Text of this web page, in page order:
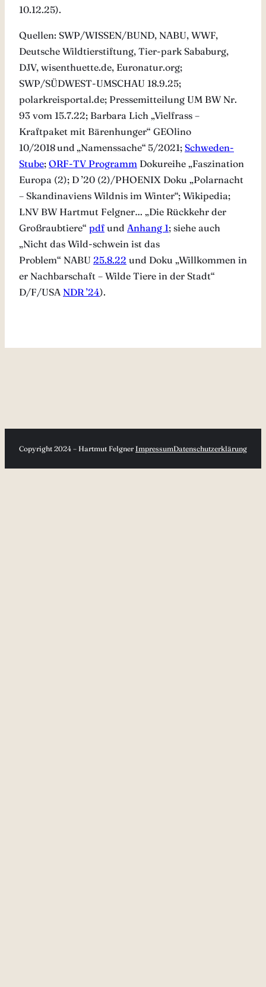
10.12.25).
Quellen: SWP/WISSEN/BUND, NABU, WWF,
Deutsche Wildtierstiftung, Tier-park Sababurg,
DJV, wisenthuette.de, Euronatur.org;
SWP/SÜDWEST-UMSCHAU 18.9.25;
polarkreisportal.de; Pressemitteilung UM BW Nr.
93 vom 15.7.22; Barbara Lich „Vielfrass –
Kraftpaket mit Bärenhunger“ GEOlino
10/2018und „Namenssache“ 5/2021; Schweden-
Stube; ORF-TV Programm Dokureihe „Faszination
Europa (2); D ’20 (2)/PHOENIX Doku „Polarnacht
– Skandinaviens Wildnis im Winter“; Wikipedia;
LNV BW Hartmut Felgner… „Die Rückkehr der
Großraubtiere“ pdf und Anhang 1; siehe auch
„Nicht das Wild-schwein ist das
Problem“ NABU 25.8.22 und Doku „Willkommen in
er Nachbarschaft – Wilde Tiere in der Stadt“
D/F/USA NDR ’24).
Copyright 2024 – Hartmut Felgner ImpressumDatenschutzerklärung